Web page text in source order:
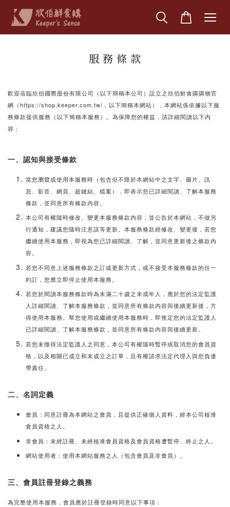
服 務 條 款
歡迎蒞臨欣伯國際股份有限公司（以下簡稱本公司）設立之欣伯鮮食購購物官
網（https://shop.keeper.com.tw/，以下簡稱本網站），本網站係依據以下服
務條款提供服務（以下簡稱本服務）。為保障您的權益，請詳細閱讀以下內
容：
一、認知與接受條款
當您瀏覽或使用本服務時（包含但不限於本網站中之文字、圖片、訊
息、影音、網頁、超鏈結、檔案），即表示您已詳細閱讀、了解本服務
條款，並同意所有條款內容。
本公司有權隨時修改、變更本服務條款內容，並公告於本網站，不做另
行通知，建議您隨時注意該等更新。本服務條款經修改、變更後，若您
繼續使用本服務，即視為您已詳細閱讀、了解，並同意更新後之條款內
容。
若您不同意上述服務條款之訂或更新方式，或不接受本服務條款的任一
約訂，您應立即停止使用本服務。
若您於閱讀本服務條款時為未滿二十歲之未成年人，應於您的法定監護
人詳細閱讀、了解本服務條款，並同意所有條款內容與後續更新後，方
得使用本服務。幫您使用或繼續使用本服務時，即推定您的法定監護人
已詳細閱讀、了解本服務條款，並同意所有條款內容與後續更新。
若您未徵得法定監護人之同意，本公司有權隨時暫停或取消您的會員資
格，以及相關已成立和未成立之訂單，且有權請求法定代理人與您負連
帶責任。
二、名詞定義
會員：同意註冊為本網站之會員，且提供正確個人資料，經本公司核准
會員資格之人。
非會員：未經註冊、未經核准會員資格及會員資格遭暫停、終止之人。
網站使用者：使用本網站服務之人（包含會員及非會員）。
三、會員註冊登錄之義務
為完整使用本服務，會員應於註冊登錄時同意以下事項：